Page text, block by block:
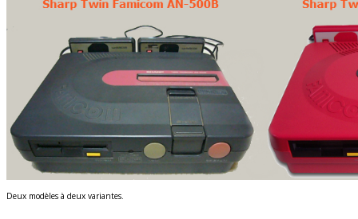
Deux modèles à deux variantes.